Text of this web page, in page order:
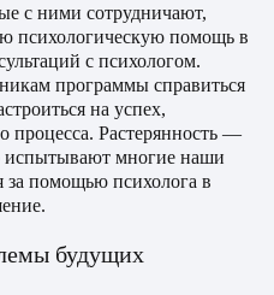
с ними сотрудничают,
психологическую помощь в
с психологом.
программы справиться
на успех,
процесса. Растерянность —
испытывают многие наши
за помощью психолога в
будущих